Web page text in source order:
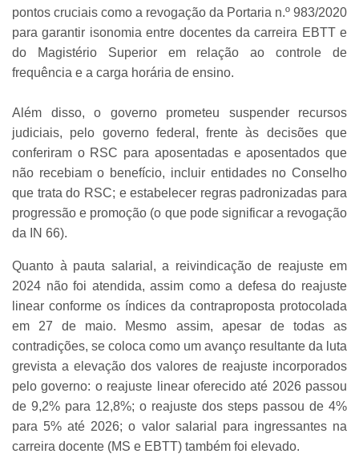
pontos cruciais como a revogação da Portaria n.º 983/2020
para garantir isonomia entre docentes da carreira EBTT e
do Magistério Superior em relação ao controle de
frequência e a carga horária de ensino.
Além disso, o governo prometeu suspender recursos
judiciais, pelo governo federal, frente às decisões que
conferiram o RSC para aposentadas e aposentados que
não recebiam o benefício, incluir entidades no Conselho
que trata do RSC; e estabelecer regras padronizadas para
progressão e promoção (o que pode significar a revogação
da IN 66).
Quanto à pauta salarial, a reivindicação de reajuste em
2024 não foi atendida, assim como a defesa do reajuste
linear conforme os índices da contraproposta protocolada
em 27 de maio. Mesmo assim, apesar de todas as
contradições, se coloca como um avanço resultante da luta
grevista a elevação dos valores de reajuste incorporados
pelo governo: o reajuste linear oferecido até 2026 passou
de 9,2% para 12,8%; o reajuste dos steps passou de 4%
para 5% até 2026; o valor salarial para ingressantes na
carreira docente (MS e EBTT) também foi elevado.